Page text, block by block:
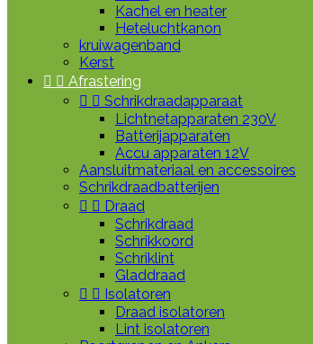
Kachel en heater
Heteluchtkanon
kruiwagenband
Kerst
  Afrastering
  Schrikdraadapparaat
Lichtnetapparaten 230V
Batterijapparaten
Accu apparaten 12V
Aansluitmateriaal en accessoires
Schrikdraadbatterijen
  Draad
Schrikdraad
Schrikkoord
Schriklint
Gladdraad
  Isolatoren
Draad isolatoren
Lint isolatoren